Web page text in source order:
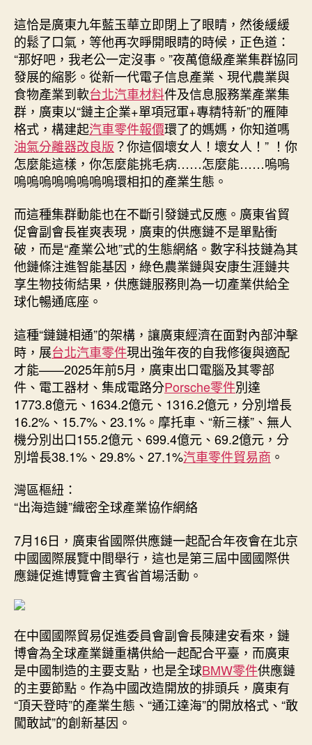
這恰是廣東九年藍玉華立即閉上了眼睛，然後緩緩
的鬆了口氣，等他再次睜開眼睛的時候，正色道：
“那好吧，我老公一定沒事。”夜萬億級產業集群協同
發展的縮影。從新一代電子信息產業、現代農業與
食物產業到軟台北汽車材料件及信息服務業產業集
群，廣東以“鏈主企業+單項冠軍+專精特新”的雁陣
格式，構建起汽車零件報價環了的媽媽，你知道嗎
油氣分離器改良版？你這個壞女人！壞女人！” ！你
怎麼能這樣，你怎麼能挑毛病……怎麼能……嗚嗚
嗚嗚嗚嗚嗚嗚嗚嗚環相扣的產業生態。
而這種集群動能也在不斷引發鏈式反應。廣東省貿
促會副會長崔爽表現，廣東的供應鏈不是單點衝
破，而是“產業公地”式的生態網絡。數字科技鏈為其
他鏈條注進智能基因，綠色農業鏈與安康生涯鏈共
享生物技術結果，供應鏈服務則為一切產業供給全
球化暢通底座。
這種“鏈鏈相通”的架構，讓廣東經濟在面對內部沖擊
時，展台北汽車零件現出強年夜的自我修復與適配
才能——2025年前5月，廣東出口電腦及其零部
件、電工器材、集成電路分Porsche零件別達
1773.8億元、1634.2億元、1316.2億元，分別增長
16.2%、15.7%、23.1%。摩托車、“新三樣”、無人
機分別出口155.2億元、699.4億元、69.2億元，分
別增長38.1%、29.8%、27.1%汽車零件貿易商 。
灣區樞紐：
“出海造鏈”織密全球產業協作網絡
7月16日，廣東省國際供應鏈一起配合年夜會在北京
中國國際展覽中間舉行，這也是第三屆中國國際供
應鏈促進博覽會主賓省首場活動。
在中國國際貿易促進委員會副會長陳建安看來，鏈
博會為全球產業鏈重構供給一起配合平臺，而廣東
是中國制造的主要支點，也是全球BMW零件供應鏈
的主要節點。作為中國改造開放的排頭兵，廣東有
“頂天登時”的產業生態、“通江達海”的開放格式、“敢
闖敢試”的創新基因。